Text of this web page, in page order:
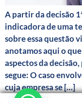
A partir da decisão
indicadora de uma
sobre essa questão
anotamos aqui o
aspectos da
segue: O caso
cuja empresa se […]